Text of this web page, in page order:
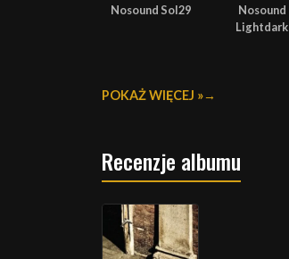
Nosound Sol29
Nosound
Lightdark
POKAŻ WIĘCEJ »
Recenzje albumu